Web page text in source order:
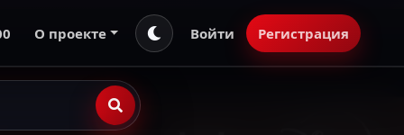
О проекте Войти Регистрация